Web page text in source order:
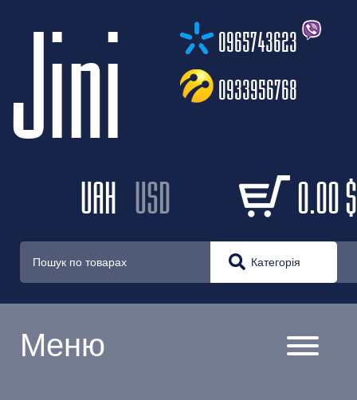
Jini
0965743623
0933956768
0.00$
UAH USD
Категорія
Меню